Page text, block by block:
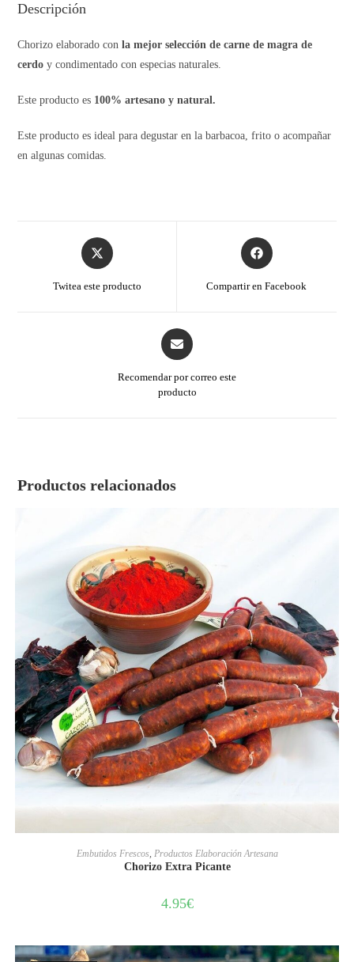
Descripción
Chorizo elaborado con la mejor selección de carne de magra de
cerdo y condimentado con especias naturales.
Este producto es 100% artesano y natural.
Este producto es ideal para degustar en la barbacoa, frito o acompañar
en algunas comidas.
Twitea este producto Compartir en Facebook
Recomendar por correo este
producto
Productos relacionados
AÑADIR AL CARRITO
Embutidos Frescos, Productos Elaboración Artesana
Chorizo Extra Picante
4.95€